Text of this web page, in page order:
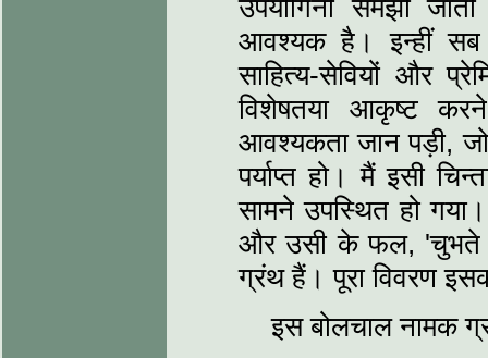
उपयोगिनी समझी
आवश्यक है। इन्हीं सब
साहित्य-सेवियों और
विशेषतया आकृष्ट
आवश्यकता जान पड़ी,
पर्याप्त हो। मैं इसी
सामने उपस्थित हो
और उसी के फल, 'चुभते
ग्रंथ हैं। पूरा विवरण
इस बोलचाल नामक